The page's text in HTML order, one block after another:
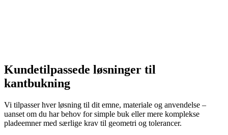
Kundetilpassede løsninger til
kantbukning
Vi tilpasser hver løsning til dit emne, materiale og anvendelse –
uanset om du har behov for simple buk eller mere komplekse
pladeemner med særlige krav til geometri og tolerancer.